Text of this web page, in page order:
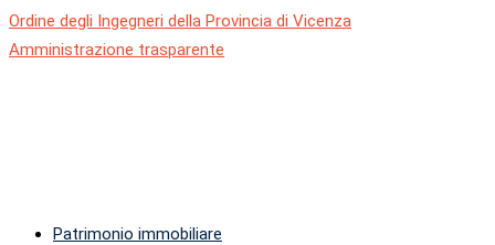
Ordine degli Ingegneri della Provincia di Vicenza
Amministrazione trasparente
Patrimonio immobiliare